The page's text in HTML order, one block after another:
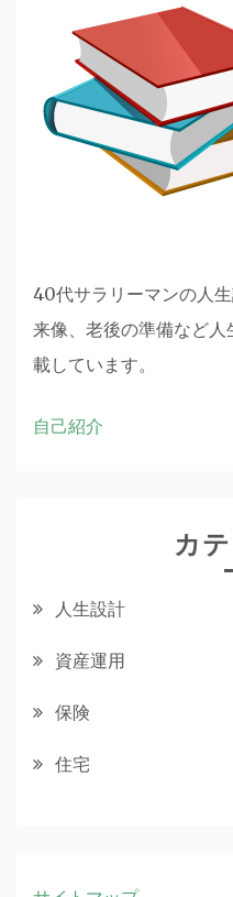
40代サラリーマンの人
来像、老後の準備など
載しています。
自己紹介
カ
人生設計
資産運用
保険
住宅